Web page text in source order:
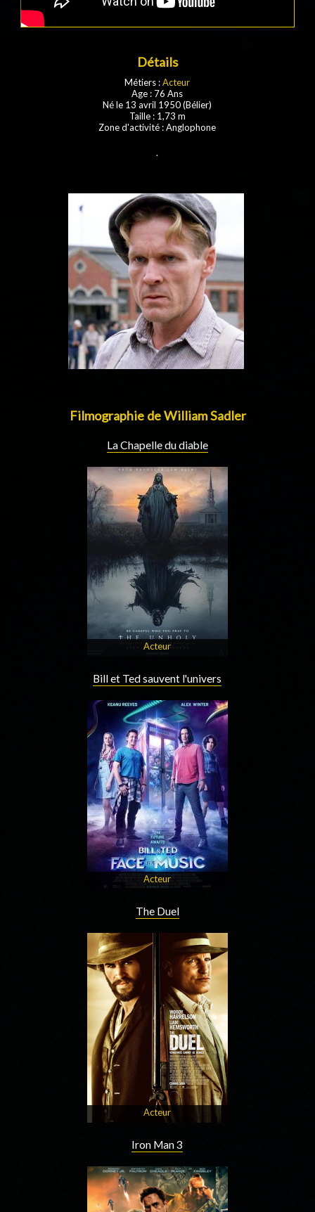
Détails
Métiers :Acteur
Age : 76 Ans
Né le 13 avril 1950 (Bélier)
Taille : 1,73 m
Zone d'activité : Anglophone
.
Filmographie de William Sadler
La Chapelle du diable
Acteur
Bill et Ted sauvent l'univers
Acteur
The Duel
Acteur
Iron Man 3